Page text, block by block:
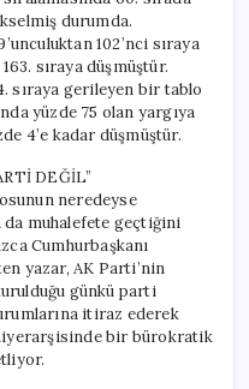
durumda.
102’nci sıraya
sıraya düşmüştür.
sıraya gerileyen bir tablo
yüzde 75 olan yargıya
4’e kadar düşmüştür.
DEĞİL”
neredeyse
muhalefete geçtiğini
Cumhurbaşkanı
yazar, AK Parti’nin
günkü parti
itiraz ederek
bir bürokratik